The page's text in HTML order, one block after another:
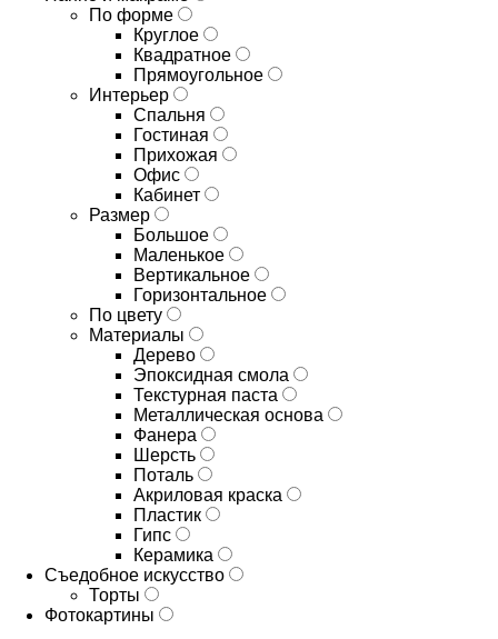
По форме
Круглое
Квадратное
Прямоугольное
Интерьер
Спальня
Гостиная
Прихожая
Офис
Кабинет
Размер
Большое
Маленькое
Вертикальное
Горизонтальное
По цвету
Материалы
Дерево
Эпоксидная смола
Текстурная паста
Металлическая основа
Фанера
Шерсть
Поталь
Акриловая краска
Пластик
Гипс
Керамика
Съедобное искусство
Торты
Фотокартины